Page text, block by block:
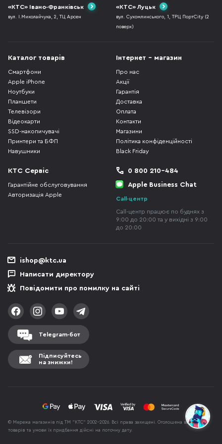
«КТС» Івано-Франківськ
вул. І.Миколайчука, 2, ТЦ Арсен
«КТС» Луцьк
вул. Сухомлинського, 1, ТРЦ ПортCity (2
поверх)
Каталог товарів
Смартфони
Apple iPhone
Ноутбуки
Планшети
Телевізори
Відеокарти
SSD-накопичувачі
Принтери та БФП
Навушники
Інтернет - магазин
Про нас
Акції
Гарантія
Доставка
Оплата
Контакти
Магазини
Політика конфіденційності
Black Friday
КТС Сервіс
Гарантійне обслуговування
Авторизація Apple
0 800 210-484
Apple Business Chat
Call-центр
Call-центр працює по буднях з
9:00 до 20:00 та у вихідні з 9:00
до 20:00
ishop@ktc.ua
Написати директору
Повідомити про помилку на сайті
Telegram-бот
Підписуйтесь
на знижки!
© Мережа магазинів під ТМ "КТС" 2002-2026. Всі права захищені. Оголошена вартість
товарів та умови їх придбання дійсні на поточну дату.